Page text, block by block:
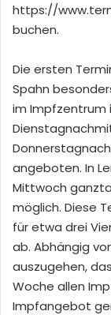
https://
buchen.
Die ersten
Spahn
im Impfzentrum
angeboten. In
Mittwoch
möglich. Diese
für etwa drei
ab. Abhängig
auszugehen,
Woche allen
Impfangebot